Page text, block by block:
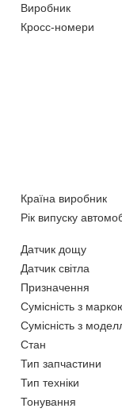
Виробник
Кросс-номери
Країна виробник
Рік випуску
Датчик дощу
Датчик світла
Призначення
Сумісність з
Сумісність з
Стан
Тип запчастини
Тип техніки
Тонування